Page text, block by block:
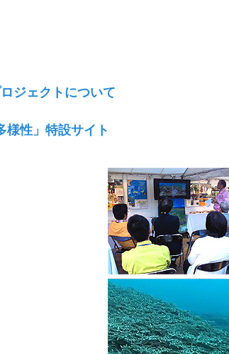
ジェクトについて
様性」特設サイト